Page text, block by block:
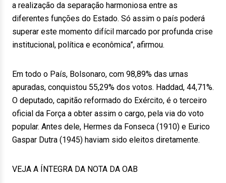
a realização da separação harmoniosa entre as
diferentes funções do Estado. Só assim o país poderá
superar este momento difícil marcado por profunda crise
institucional, política e econômica”, afirmou.
Em todo o País, Bolsonaro, com 98,89% das urnas
apuradas, conquistou 55,29% dos votos. Haddad, 44,71%.
O deputado, capitão reformado do Exército, é o terceiro
oficial da Força a obter assim o cargo, pela via do voto
popular. Antes dele, Hermes da Fonseca (1910) e Eurico
Gaspar Dutra (1945) haviam sido eleitos diretamente.
VEJA A ÍNTEGRA DA NOTA DA OAB